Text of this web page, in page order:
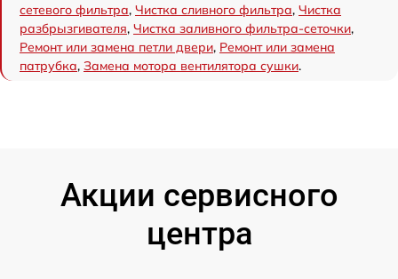
сетевого фильтра, Чистка сливного фильтра, Чистка
разбрызгивателя, Чистка заливного фильтра-сеточки,
Ремонт или замена петли двери, Ремонт или замена
патрубка, Замена мотора вентилятора сушки.
Акции сервисного
центра